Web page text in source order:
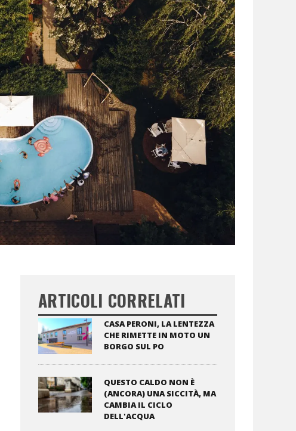
ARTICOLI CORRELATI
CASA PERONI, LA LENTEZZA
CHE RIMETTE IN MOTO UN
BORGO SUL PO
QUESTO CALDO NON È
(ANCORA) UNA SICCITÀ, MA
CAMBIA IL CICLO
DELL'ACQUA